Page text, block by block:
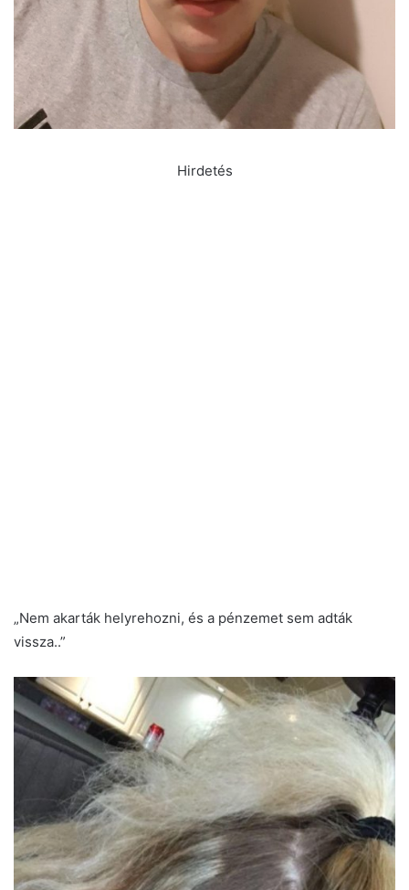
Hirdetés
„Nem akarták helyrehozni, és a pénzemet sem adták
vissza..”